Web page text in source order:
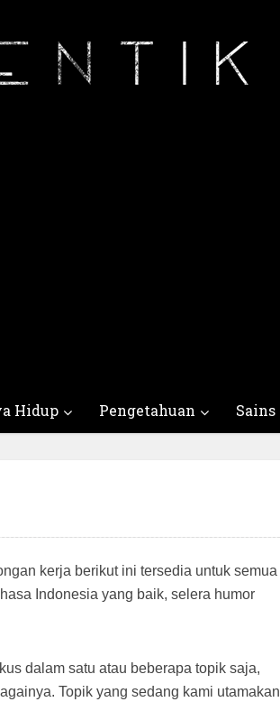
Hidup Pengetahuan Sains
kerja berikut ini tersedia untuk semua
Indonesia yang baik, selera humor
dalam satu atau beberapa topik saja,
Topik yang sedang kami utamakan